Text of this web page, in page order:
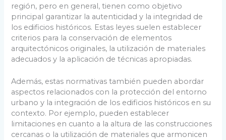
región, pero en general, tienen como objetivo
principal garantizar la autenticidad y la integridad de
los edificios históricos. Estas leyes suelen establecer
criterios para la conservación de elementos
arquitectónicos originales, la utilización de materiales
adecuados y la aplicación de técnicas apropiadas.
Además, estas normativas también pueden abordar
aspectos relacionados con la protección del entorno
urbano y la integración de los edificios históricos en su
contexto. Por ejemplo, pueden establecer
limitaciones en cuanto a la altura de las construcciones
cercanas o la utilización de materiales que armonicen